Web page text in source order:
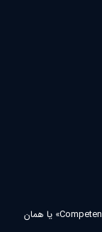
چارچوب جهانی شش شایستگی « 6 Competency» یا همان